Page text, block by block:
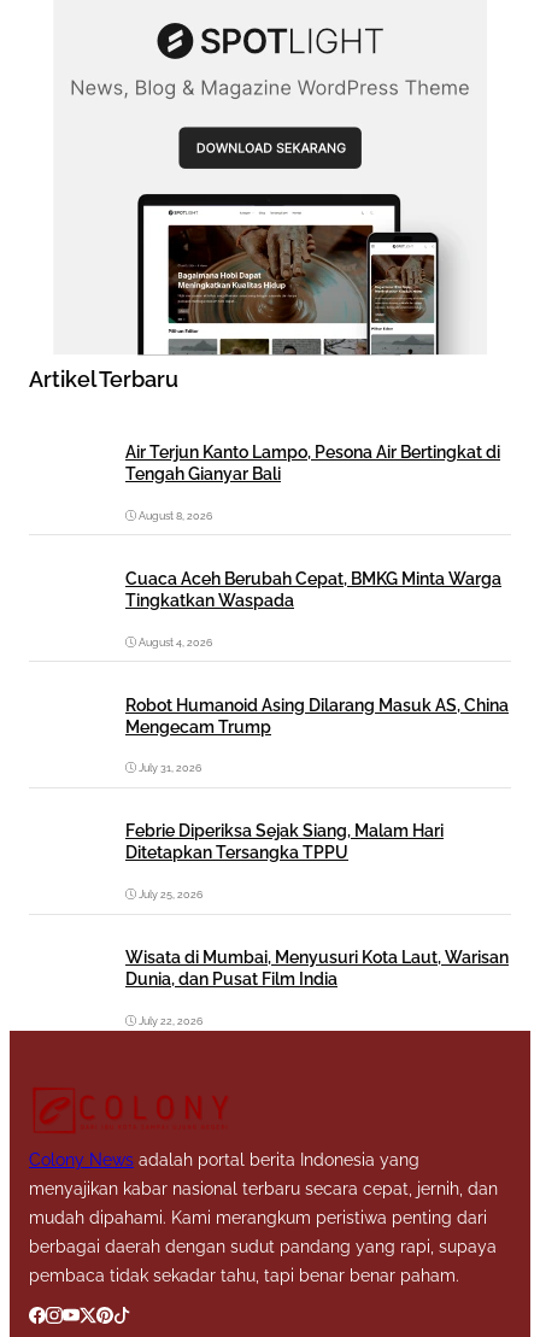
Artikel Terbaru
Air Terjun Kanto Lampo, Pesona Air Bertingkat di
Tengah Gianyar Bali
August 8, 2026
Cuaca Aceh Berubah Cepat, BMKG Minta Warga
Tingkatkan Waspada
August 4, 2026
Robot Humanoid Asing Dilarang Masuk AS, China
Mengecam Trump
July 31, 2026
Febrie Diperiksa Sejak Siang, Malam Hari
Ditetapkan Tersangka TPPU
July 25, 2026
Wisata di Mumbai, Menyusuri Kota Laut, Warisan
Dunia, dan Pusat Film India
July 22, 2026
Colony News adalah portal berita Indonesia yang
menyajikan kabar nasional terbaru secara cepat, jernih, dan
mudah dipahami. Kami merangkum peristiwa penting dari
berbagai daerah dengan sudut pandang yang rapi, supaya
pembaca tidak sekadar tahu, tapi benar benar paham.